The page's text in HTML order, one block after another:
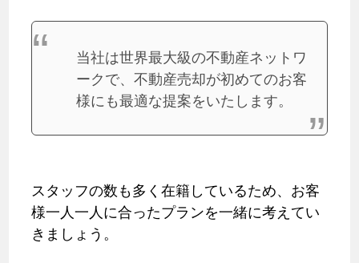
当社は世界最大級の不動産ネットワ
ークで、不動産売却が初めてのお客
様にも最適な提案をいたします。
スタッフの数も多く在籍しているため、お客
様一人一人に合ったプランを一緒に考えてい
きましょう。